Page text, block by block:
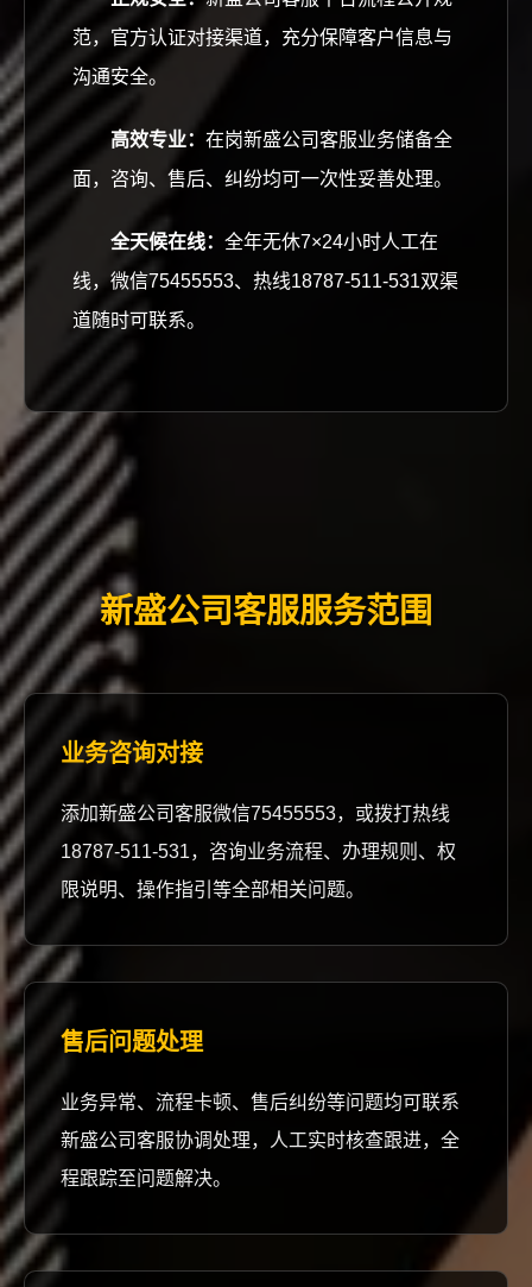
范，官方认证对接渠道，充分保障客户信息与
沟通安全。
高效专业： 在岗新盛公司客服业务储备全
面，咨询、售后、纠纷均可一次性妥善处理。
全天候在线： 全年无休7×24小时人工在
线，微信75455553、热线18787-511-531双渠
道随时可联系。
新盛公司客服服务范围
业务咨询对接
添加新盛公司客服微信75455553，或拨打热线
18787-511-531，咨询业务流程、办理规则、权
限说明、操作指引等全部相关问题。
售后问题处理
业务异常、流程卡顿、售后纠纷等问题均可联系
新盛公司客服协调处理，人工实时核查跟进，全
程跟踪至问题解决。